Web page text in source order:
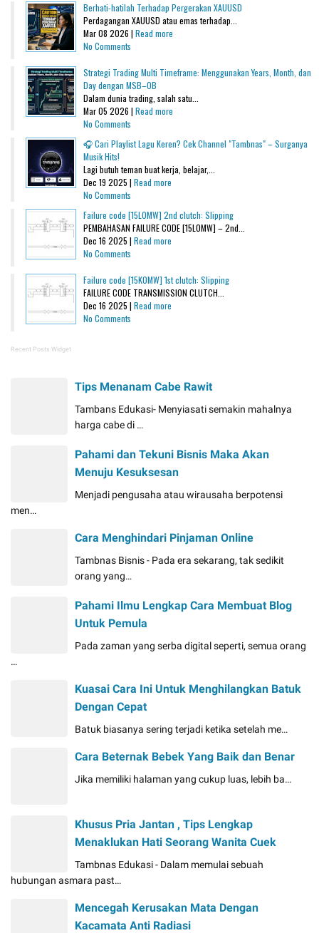
Berhati-hatilah Terhadap Pergerakan XAUUSD
Perdagangan XAUUSD atau emas terhadap...
Mar 08 2026 | Read more
No Comments
Strategi Trading Multi Timeframe: Menggunakan Years, Month, dan
Day dengan MSB–OB
Dalam dunia trading, salah satu...
Mar 05 2026 | Read more
No Comments
🎧 Cari Playlist Lagu Keren? Cek Channel "Tambnas" – Surganya
Musik Hits!
Lagi butuh teman buat kerja, belajar,...
Dec 19 2025 | Read more
No Comments
Failure code [15L0MW] 2nd clutch: Slipping
PEMBAHASAN FAILURE CODE [15L0MW] – 2nd...
Dec 16 2025 | Read more
No Comments
Failure code [15K0MW] 1st clutch: Slipping
FAILURE CODE TRANSMISSION CLUTCH...
Dec 16 2025 | Read more
No Comments
Recent Posts Widget
Tips Menanam Cabe Rawit
Tambans Edukasi- Menyiasati semakin mahalnya
harga cabe di …
Pahami dan Tekuni Bisnis Maka Akan
Menuju Kesuksesan
Menjadi pengusaha atau wirausaha berpotensi
men…
Cara Menghindari Pinjaman Online
Tambnas Bisnis - Pada era sekarang, tak sedikit
orang yang…
Pahami Ilmu Lengkap Cara Membuat Blog
Untuk Pemula
Pada zaman yang serba digital seperti, semua orang
…
Kuasai Cara Ini Untuk Menghilangkan Batuk
Dengan Cepat
Batuk biasanya sering terjadi ketika setelah me…
Cara Beternak Bebek Yang Baik dan Benar
Jika memiliki halaman yang cukup luas, lebih ba…
Khusus Pria Jantan , Tips Lengkap
Menaklukan Hati Seorang Wanita Cuek
Tambnas Edukasi - Dalam memulai sebuah
hubungan asmara past…
Mencegah Kerusakan Mata Dengan
Kacamata Anti Radiasi